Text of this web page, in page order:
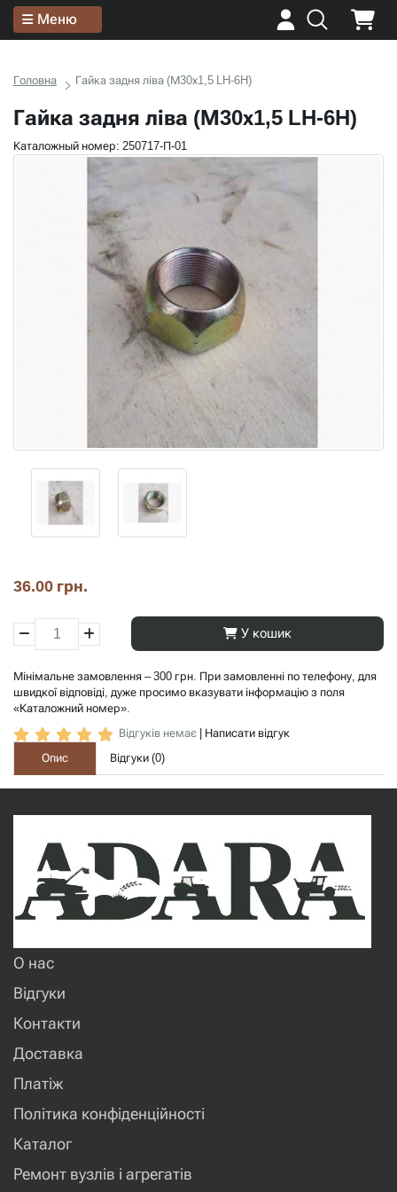
Меню
Головна Гайка задня ліва (М30х1,5 LH-6H)
Гайка задня ліва (М30х1,5 LH-6H)
Каталожный номер: 250717-П-01
36.00 грн.
У кошик
Мінімальне замовлення – 300 грн. При замовленні по телефону, для
швидкої відповіді, дуже просимо вказувати інформацію з поля
«Каталожний номер».
Відгуків немає
Написати відгук
Опис
Відгуки (0)
О нас
Відгуки
Контакти
Доставка
Платіж
Політика конфіденційності
Каталог
Ремонт вузлів і агрегатів